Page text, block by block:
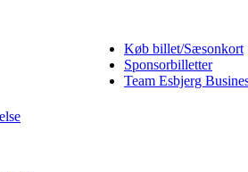
Køb billet/Sæsonkort
Sponsorbilletter
Team Esbjerg